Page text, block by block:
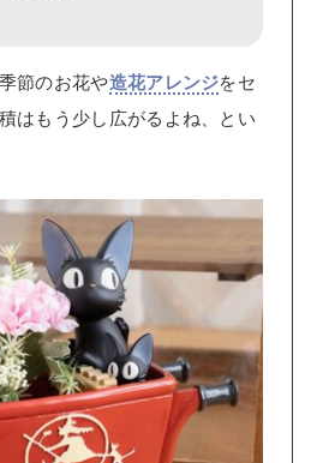
節のお花や造花アレンジをセ
はもう少し広がるよね、とい